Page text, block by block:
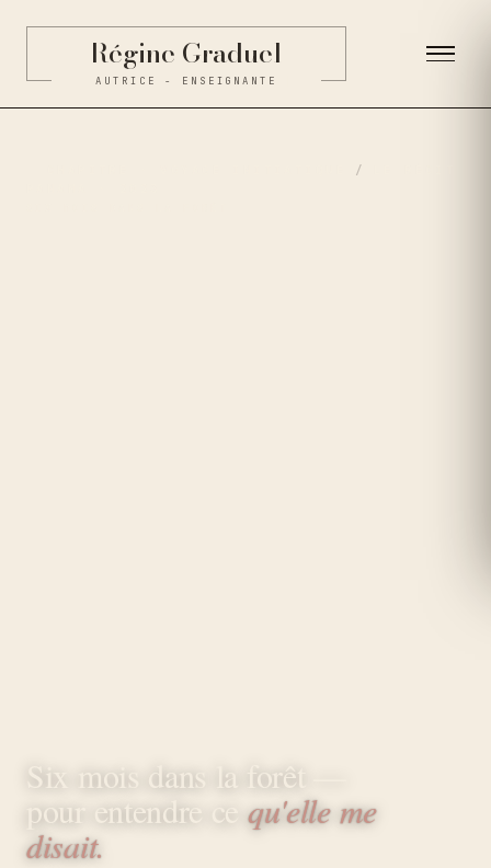
Régine Graduel
AUTRICE - ENSEIGNANTE
/
Six mois dans la forêt —
pour entendre cequ'elle me
disait.